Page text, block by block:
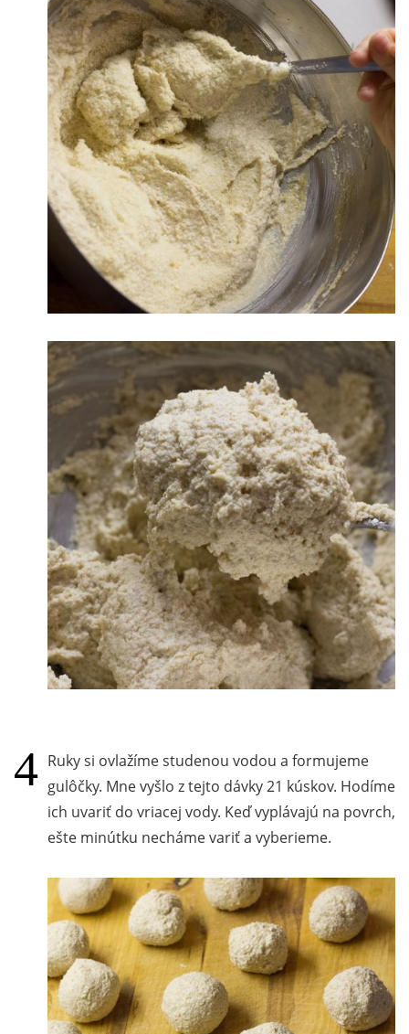
Ruky si ovlažíme studenou vodou a formujeme
gulôčky. Mne vyšlo z tejto dávky 21 kúskov. Hodíme
ich uvariť do vriacej vody. Keď vyplávajú na povrch,
ešte minútku necháme variť a vyberieme.